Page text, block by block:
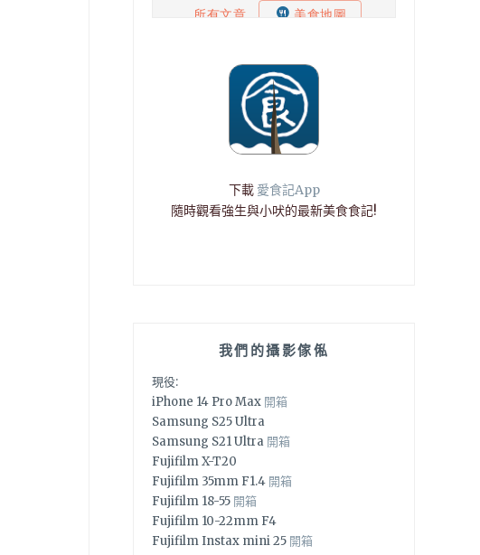
下載 愛食記App
隨時觀看強生與小吠的最新美食食記!
我們的攝影傢俬
現役:
iPhone 14 Pro Max 開箱
Samsung S25 Ultra
Samsung S21 Ultra 開箱
Fujifilm X-T20
Fujifilm 35mm F1.4 開箱
Fujifilm 18-55 開箱
Fujifilm 10-22mm F4
Fujifilm Instax mini 25 開箱